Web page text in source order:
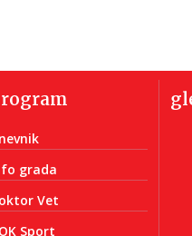
grada
Vet
Sport